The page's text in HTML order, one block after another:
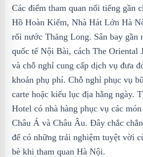
Các điểm tham quan nổi tiếng gần
Hồ Hoàn Kiếm, Nhà Hát Lớn Hà
rối nước Thăng Long. Sân bay gần
quốc tế Nội Bài, cách The Oriental
và chỗ nghỉ cung cấp dịch vụ đưa
khoản phụ phí. Chỗ nghỉ phục vụ
carte hoặc kiểu lục địa hằng ngày.
Hotel có nhà hàng phục vụ các
Châu Á và Châu Âu. Đây chắc
để có những trải nghiệm tuyệt vời
bè khi tham quan Hà Nội.